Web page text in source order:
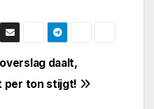
daalt,
per ton stijgt!